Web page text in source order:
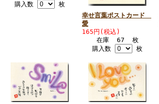
購入数
枚
幸せ言葉ポストカード
愛
165円(税込)
在庫 67 枚
購入数
枚